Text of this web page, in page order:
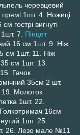
черевцевий
прямі 1шт. 4. Ножиці
гострі вигнуті
7. Пінцет
16 см 1шт. 9. Ніж
см 1шт. 11. Ніж
см 1шт. 13.
Гачок
35см 2 шт.
19. Молоток
1шт. 22.
16см
1шт. 25.
26. Лезо мале №11